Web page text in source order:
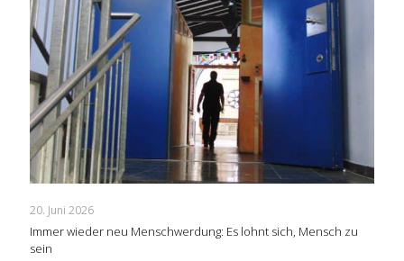
20. Juni 2026
Immer wieder neu Menschwerdung: Es lohnt sich, Mensch zu
sein